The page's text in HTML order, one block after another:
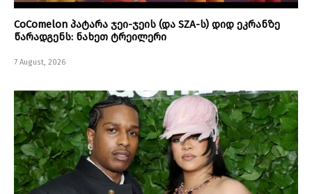
CoComelon პატარა ჯეი-ჯეის (და SZA-ს) დიდ ეკრანზე
წარადგენს: ნახეთ ტრეილერი
7 August, 2026